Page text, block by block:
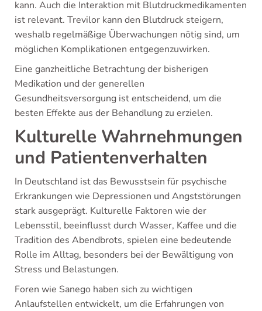
kann. Auch die Interaktion mit Blutdruckmedikamenten
ist relevant. Trevilor kann den Blutdruck steigern,
weshalb regelmäßige Überwachungen nötig sind, um
möglichen Komplikationen entgegenzuwirken.
Eine ganzheitliche Betrachtung der bisherigen
Medikation und der generellen
Gesundheitsversorgung ist entscheidend, um die
besten Effekte aus der Behandlung zu erzielen.
Kulturelle Wahrnehmungen
und Patientenverhalten
In Deutschland ist das Bewusstsein für psychische
Erkrankungen wie Depressionen und Angststörungen
stark ausgeprägt. Kulturelle Faktoren wie der
Lebensstil, beeinflusst durch Wasser, Kaffee und die
Tradition des Abendbrots, spielen eine bedeutende
Rolle im Alltag, besonders bei der Bewältigung von
Stress und Belastungen.
Foren wie Sanego haben sich zu wichtigen
Anlaufstellen entwickelt, um die Erfahrungen von